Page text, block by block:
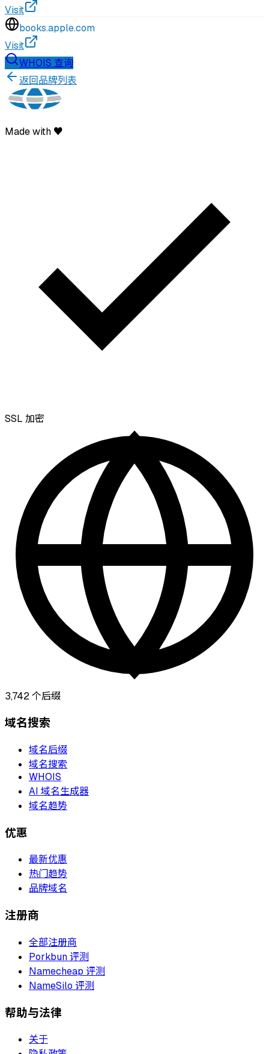
Visit
books.apple.com
Visit
WHOIS 查询
返回品牌列表
Made with ♥
SSL 加密
3,742个后缀
域名搜索
域名后缀
域名搜索
WHOIS
AI 域名生成器
域名趋势
优惠
最新优惠
热门趋势
品牌域名
注册商
全部注册商
Porkbun 评测
Namecheap 评测
NameSilo 评测
帮助与法律
关于